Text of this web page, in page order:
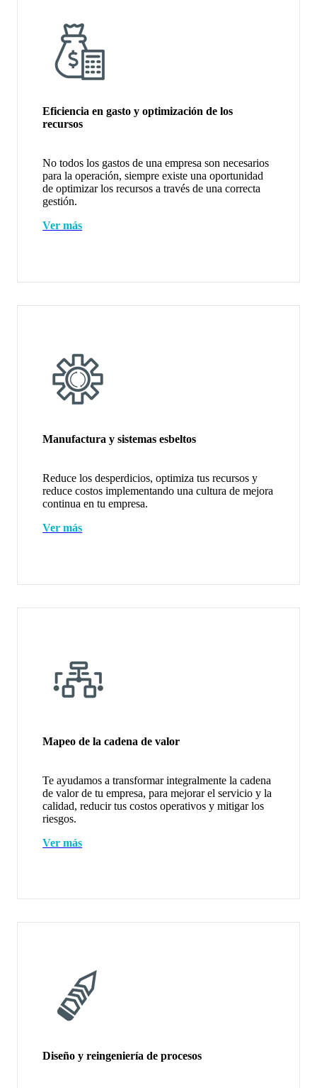
Eficiencia en gasto y optimización de los
recursos
No todos los gastos de una empresa son necesarios
para la operación, siempre existe una oportunidad
de optimizar los recursos a través de una correcta
gestión.
Ver más
Manufactura y sistemas esbeltos
Reduce los desperdicios, optimiza tus recursos y
reduce costos implementando una cultura de mejora
continua en tu empresa.
Ver más
Mapeo de la cadena de valor
Te ayudamos a transformar integralmente la cadena
de valor de tu empresa, para mejorar el servicio y la
calidad, reducir tus costos operativos y mitigar los
riesgos.
Ver más
Diseño y reingeniería de procesos